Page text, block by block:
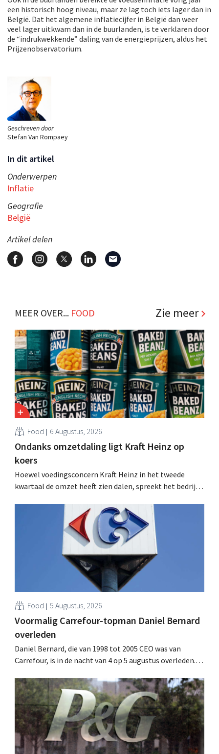
Geschreven door
Stefan Van Rompaey
In dit artikel
Onderwerpen
Inflatie
Geografie
België
Artikel delen
een historisch hoog niveau, maar ze lag toch iets lager dan in
België. Dat het algemene inflatiecijfer in België dan weer
veel lager uitkwam dan in de buurlanden, is te verklaren door
de “indrukwekkende” daling van de energieprijzen, aldus het
Prijzenobservatorium.
MEER OVER... FOOD Zie meer
Food 6 Augustus, 2026
Ondanks omzetdaling ligt Kraft Heinz op
koers
Hoewel voedingsconcern Kraft Heinz in het tweede
kwartaal de omzet heeft zien dalen, spreekt het bedrijf
multinational verhoogt de investeringen en de
vooruitzichten.
Food 5 Augustus, 2026
Voormalig Carrefour-topman Daniel Bernard
overleden
Daniel Bernard, die van 1998 tot 2005 CEO was van
Carrefour, is in de nacht van 4 op 5 augustus overleden.
retailer, realiseerde de fusie met Promodès en nam
toenmalig Belgisch marktleider GB over.